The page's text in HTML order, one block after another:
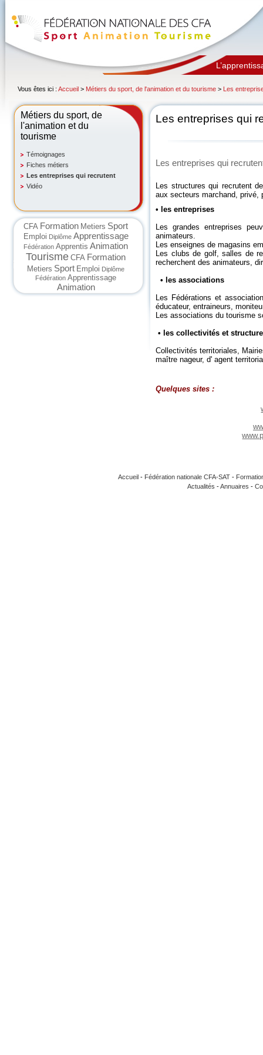
Vous êtes ici : Accueil > Métiers du sport, de l'animation et du tourisme > Les
Métiers du sport, de
l'animation et du
tourisme
Témoignages
Fiches métiers
Les entreprises qui recrutent
Vidéo
CFA Formation Metiers Sport
Emploi Diplôme Apprentissage
Fédération Apprentis Animation
Tourisme CFA Formation
Metiers Sport Emploi Diplôme
Fédération Apprentissage
Animation
Les entreprises qui
Les entreprises qui
Les structures qui recrutent
aux secteurs marchand,
• les entreprises
Les grandes entreprises
animateurs.
Les enseignes de magasins
Les clubs de golf, salles de
recherchent des animateurs,
• les associations
Les Fédérations et
éducateur, entraineurs,
Les associations du tourisme
• les collectivités et
Collectivités territoriales,
maître nageur, d' agent
Quelques sites :
Accueil - Fédération nationale CFA-SAT -
Actualités -Annuaires -